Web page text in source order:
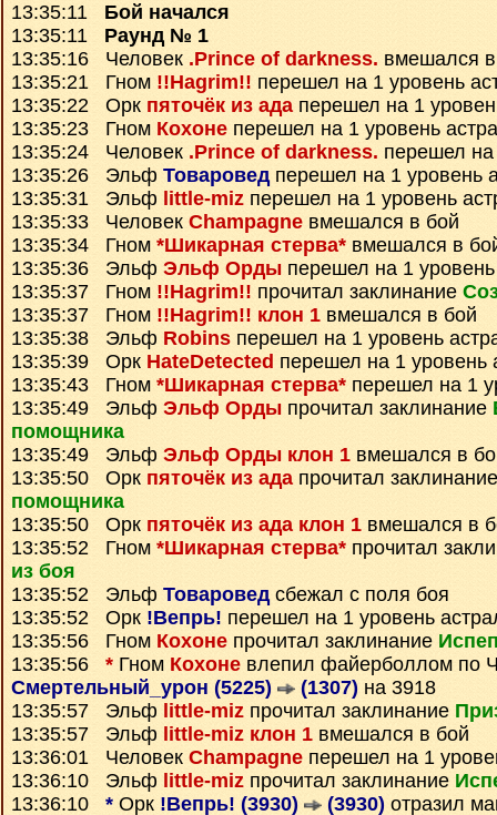
13:35:11 Бой начался
13:35:11 Раунд № 1
13:35:16 Человек .Prince of darkness. вмешался
13:35:21 Гном !!Hagrim!! перешел на 1 уровень
13:35:22 Орк пяточёк из адаперешел на 1
13:35:23 Гном Кохоне перешел на 1 уровень
13:35:24 Человек .Prince of darkness. перешел на
13:35:26 Эльф Товароведперешел на 1 уровень
13:35:31 Эльф little-miz перешел на 1 уровень
13:35:33 Человек Champagne вмешался в бой
13:35:34 Гном *Шикарная стерва* вмешался в
13:35:36 Эльф Эльф Орды перешел на 1
13:35:37 Гном !!Hagrim!! прочитал заклинание
13:35:37 Гном !!Hagrim!! клон 1 вмешался в бой
13:35:38 Эльф Robins перешел на 1 уровень
13:35:39 Орк HateDetected перешел на 1 уровень
13:35:43 Гном *Шикарная стерва* перешел на 1
13:35:49 Эльф Эльф Орды прочитал заклинание
помощника
13:35:49 Эльф Эльф Орды клон 1 вмешался в
13:35:50 Орк пяточёк из адапрочитал
помощника
13:35:50 Орк пяточёк из ада клон 1 вмешался в
13:35:52 Гном *Шикарная стерва* прочитал
из боя
13:35:52 Эльф Товароведсбежал с поля боя
13:35:52 Орк !Вепрь! перешел на 1 уровень
13:35:56 Гном Кохоне прочитал заклинание
13:35:56 * Гном Кохоне влепил файерболлом по
Смертельный_урон (5225)
(1307) на 3918
13:35:57 Эльф little-miz прочитал заклинание
13:35:57 Эльф little-miz клон 1 вмешался в бой
13:36:01 Человек Champagne перешел на 1
13:36:10 Эльф little-miz прочитал заклинание
13:36:10 * Орк !Вепрь! (3930) (3930) отразил